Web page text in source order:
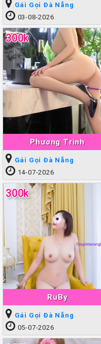
Gái Gọi Đà Nẵng
03-08-2026
Phương Trinh
300k
Gái Gọi Đà Nẵng
14-07-2026
RuBy
300k
Gái Gọi Đà Nẵng
05-07-2026